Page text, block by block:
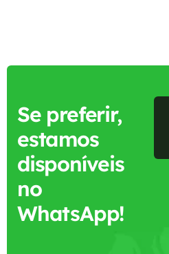
Se preferir,
estamos
disponíveis
no
WhatsApp!